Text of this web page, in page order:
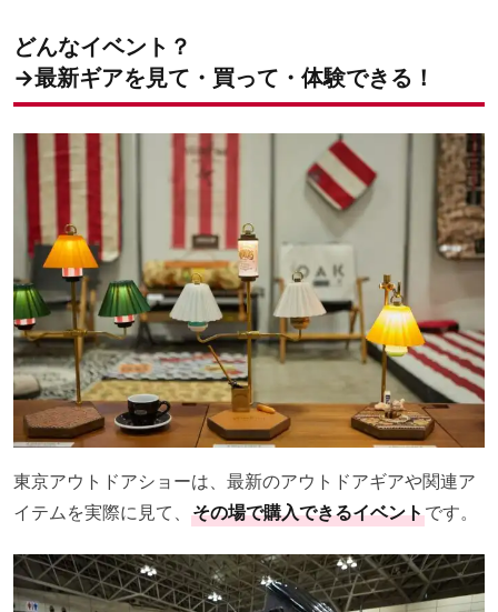
どんなイベント？
→最新ギアを見て・買って・体験できる！
東京アウトドアショーは、最新のアウトドアギアや関連ア
イテムを実際に見て、 その場で購入できるイベントです。